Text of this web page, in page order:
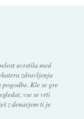
uvrstila med
zdravljenja
Kle se gre
vse se vrti
z denarjem ti je